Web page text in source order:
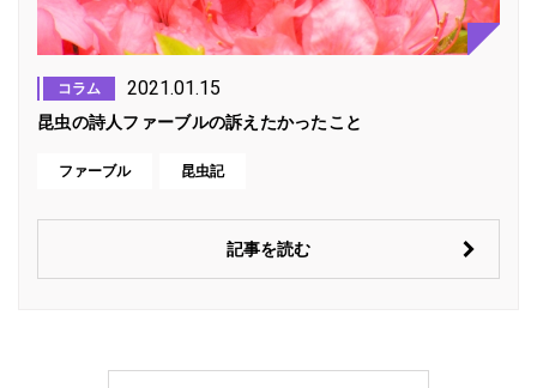
コラム 2021.01.15
昆虫の詩人ファーブルの訴えたかったこと
ファーブル 昆虫記
記事を読む